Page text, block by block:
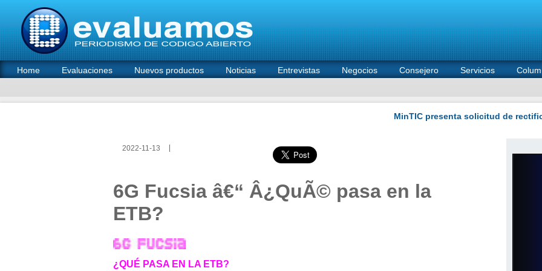
Home Evaluaciones Nuevos productos Noticias Entrevistas Negocios Consejero Servicios
2022-11-13
6G Fucsia â€“ Â¿QuÃ© pasa en la
ETB?
¿QUÉ PASA EN LA ETB?